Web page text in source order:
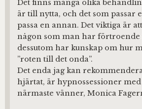
Det finns många olika
är till nytta, och det som passar
passa en annan. Det viktiga är
någon som man har förtroende
dessutom har kunskap om hur
”roten till det onda”.
Det enda jag kan
hjärtat, är hypnossessioner
närmaste vänner, Monica